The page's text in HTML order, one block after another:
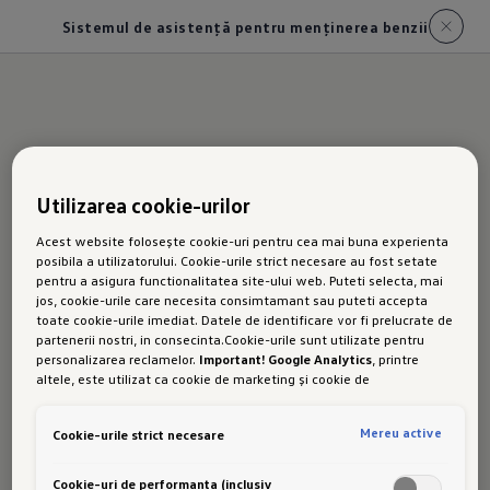
Sistemul de asistență pentru menținerea benzii
Noul T-
Cross
Asistent
Utilizarea cookie-urilor
Acest website folosește cookie-uri pentru cea mai buna experienta
posibila a utilizatorului. Cookie-urile strict necesare au fost setate
pentru a asigura functionalitatea site-ului web. Puteti selecta, mai
jos, cookie-urile care necesita consimtamant sau puteti accepta
toate cookie-urile imediat. Datele de identificare vor fi prelucrate de
partenerii nostri, in consecinta.Cookie-urile sunt utilizate pentru
personalizarea reclamelor. Important! Google Analytics, printre
altele, este utilizat ca cookie de marketing și cookie de
protectie a datelor decat Uniunea Europeana. Prin urmare, nu poate
date datorita legislatiei actuale. Ca urmare, interferenta cu
Cookie-urile strict necesare Mereu active
Cookie-uri de performanta (inclusiv